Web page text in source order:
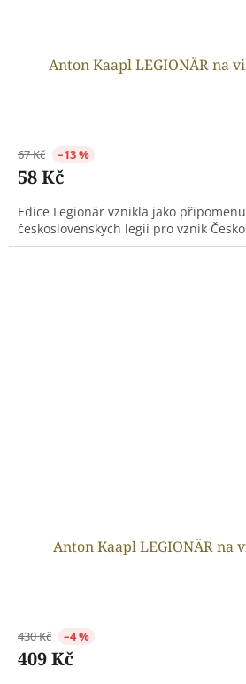
Anton Kaapl LEGIONÄR na
67 Kč –13 %
58 Kč
Edice Legionär vznikla jako
československých legií pro vznik
Anton Kaapl LEGIONÄR na
430 Kč –4 %
409 Kč